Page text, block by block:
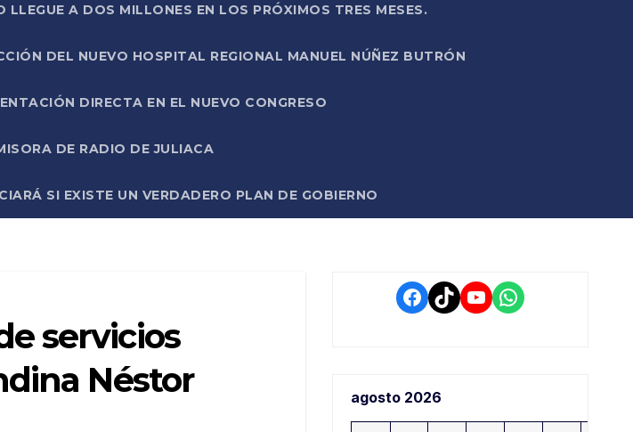
A DOS MILLONES EN LOS PRÓXIMOS TRES MESES.
DEL NUEVO HOSPITAL REGIONAL MANUEL NÚÑEZ BUTRÓN
DIRECTA EN EL NUEVO CONGRESO
DE RADIO DE JULIACA
SI EXISTE UN VERDADERO PLAN DE GOBIERNO
servicios
Néstor
Facebook
TikTokYouTube
WhatsApp
agosto 2026